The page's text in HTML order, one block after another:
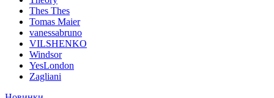
Thes Thes
Tomas Maier
vanessabruno
VILSHENKO
Windsor
YesLondon
Zagliani